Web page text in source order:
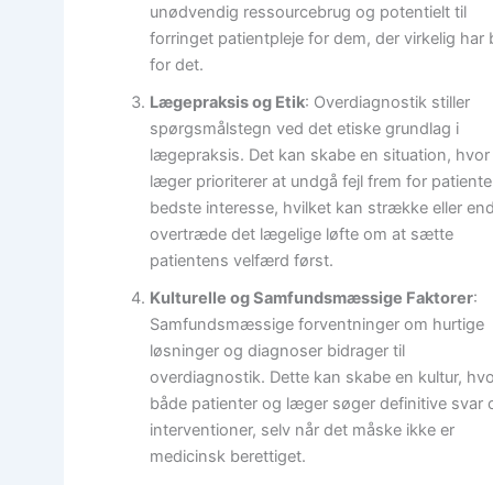
unødvendig ressourcebrug og potentielt til
forringet patientpleje for dem, der virkelig har
for det.
Lægepraksis og Etik: Overdiagnostik stiller
spørgsmålstegn ved det etiske grundlag i
lægepraksis. Det kan skabe en situation, hvor
læger prioriterer at undgå fejl frem for
bedste interesse, hvilket kan strække eller
overtræde det lægelige løfte om at sætte
patientens velfærd først.
Kulturelle og Samfundsmæssige Faktorer:
Samfundsmæssige forventninger om hurtige
løsninger og diagnoser bidrager til
overdiagnostik. Dette kan skabe en kultur,
både patienter og læger søger definitive svar
interventioner, selv når det måske ikke er
medicinsk berettiget.